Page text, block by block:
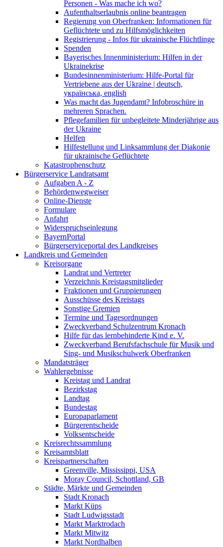
Personen - Was mache ich wo?
Aufenthaltserlaubnis online beantragen
Regierung von Oberfranken: Informationen für
Geflüchtete und zu Hilfsmöglichkeiten
Registrierung - Infos für ukrainische Flüchtlinge
Spenden
Bayerisches Innenministerium: Hilfen in der
Ukrainekrise
Bundesinnenministerium: Hilfe-Portal für
Vertriebene aus der Ukraine | deutsch,
українська, english
Was macht das Jugendamt? Infobroschüre in
mehreren Sprachen.
Pflegefamilien für unbegleitete Minderjährige aus
der Ukraine
Helfen
Hilfestellung und Linksammlung der Diakonie
für ukrainische Geflüchtete
Katastrophenschutz
Bürgerservice Landratsamt
Aufgaben A - Z
Behördenwegweiser
Online-Dienste
Formulare
Anfahrt
Widerspruchseinlegung
BayernPortal
Bürgerserviceportal des Landkreises
Landkreis und Gemeinden
Kreisorgane
Landrat und Vertreter
Verzeichnis Kreistagsmitglieder
Fraktionen und Gruppierungen
Ausschüsse des Kreistags
Sonstige Gremien
Termine und Tagesordnungen
Zweckverband Schulzentrum Kronach
Hilfe für das lernbehinderte Kind e. V.
Zweckverband Berufsfachschule für Musik und
Sing- und Musikschulwerk Oberfranken
Mandatsträger
Wahlergebnisse
Kreistag und Landrat
Bezirkstag
Landtag
Bundestag
Europaparlament
Bürgerentscheide
Volksentscheide
Kreisrechtssammlung
Kreisamtsblatt
Kreispartnerschaften
Greenville, Mississippi, USA
Moray Council, Schottland, GB
Städte, Märkte und Gemeinden
Stadt Kronach
Markt Küps
Stadt Ludwigsstadt
Markt Marktrodach
Markt Mitwitz
Markt Nordhalben